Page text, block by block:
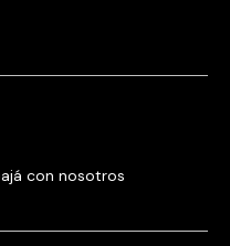
con nosotros